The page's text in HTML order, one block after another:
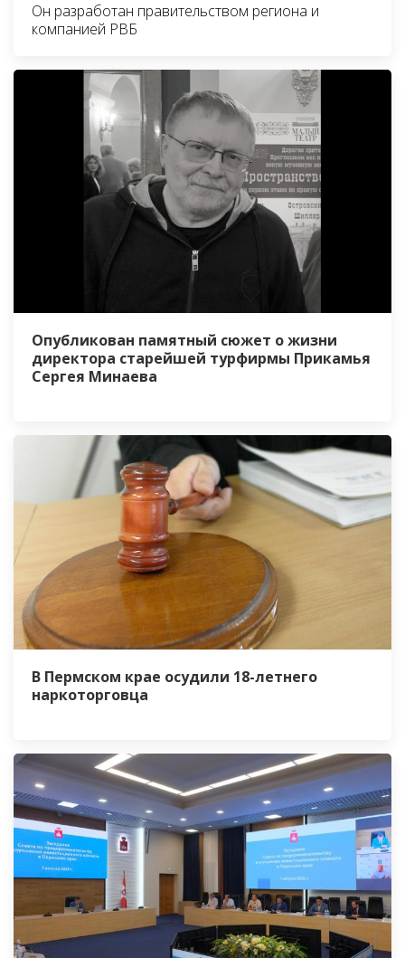
Он разработан правительством региона и
компанией РВБ
Опубликован памятный сюжет о жизни
директора старейшей турфирмы Прикамья
Сергея Минаева
В Пермском крае осудили 18-летнего
наркоторговца